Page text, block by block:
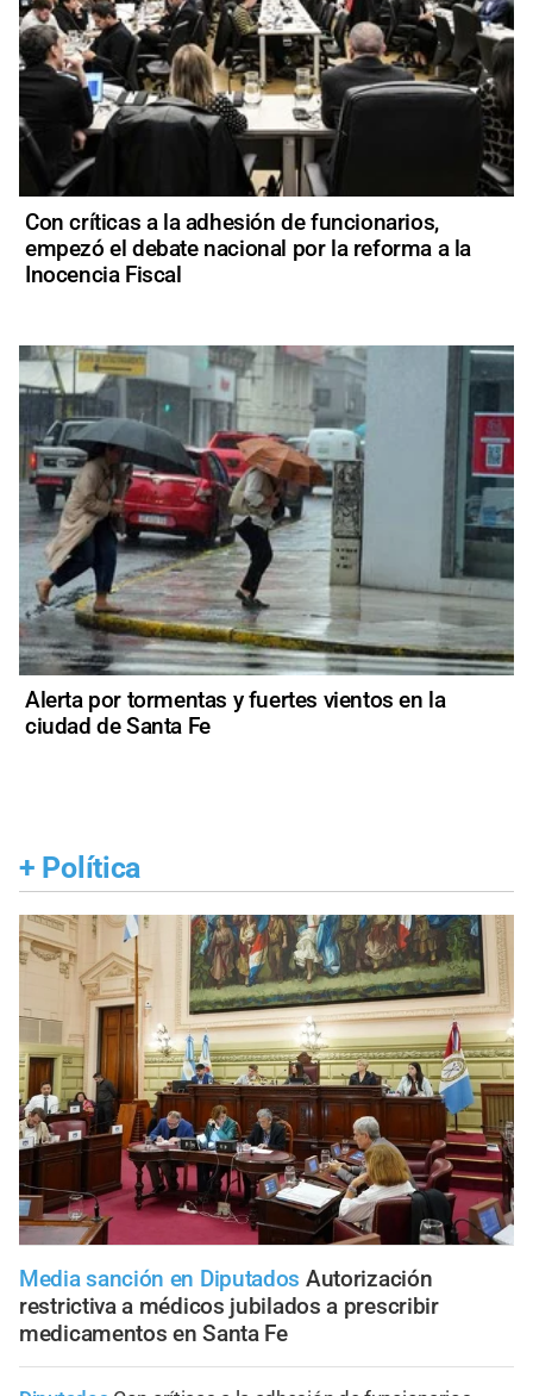
Con críticas a la adhesión de funcionarios,
empezó el debate nacional por la reforma a la
Inocencia Fiscal
Alerta por tormentas y fuertes vientos en la
ciudad de Santa Fe
+ Política
Media sanción en Diputados Autorización
restrictiva a médicos jubilados a prescribir
medicamentos en Santa Fe